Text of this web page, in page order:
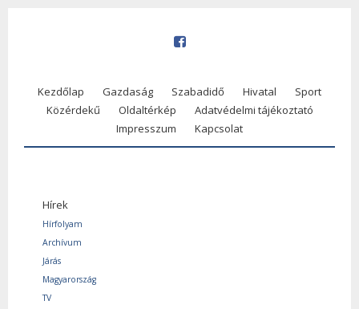
Kezdőlap Gazdaság Szabadidő Hivatal
Sport
Közérdekű
Oldaltérkép
Adatvédelmi tájékoztató
Impresszum
Kapcsolat
Hírek
Hírfolyam
Archívum
Járás
Magyarország
TV